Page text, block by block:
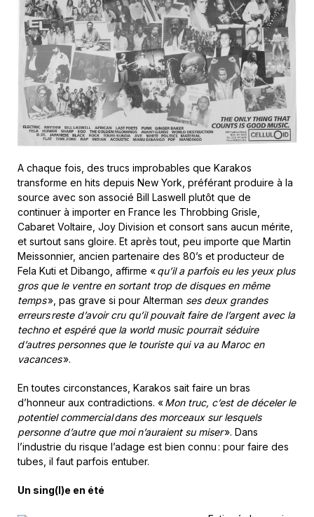
A chaque fois, des trucs improbables que Karakos
transforme en hits depuis New York, préférant produire à la
source avec son associé Bill Laswell plutôt que de
continuer à importer en France les Throbbing Grisle,
Cabaret Voltaire, Joy Division et consort sans aucun mérite,
et surtout sans gloire. Et après tout, peu importe que Martin
Meissonnier, ancien partenaire des 80’s et producteur de
Fela Kuti et Dibango, affirme «qu’il a parfois eu les yeux plus
gros que le ventre en sortant trop de disques en même
temps», pas grave si pour Alterman ses deux grandes
erreurs reste d’avoir cru qu’il pouvait faire de l’argent avec la
techno et espéré que la world music pourrait séduire
d’autres personnes que le touriste qui va au Maroc en
vacances».
En toutes circonstances, Karakos sait faire un bras
d’honneur aux contradictions. «Mon truc, c’est de déceler le
potentiel commercial dans des morceaux sur lesquels
personne d’autre que moi n’auraient su miser». Dans
l’industrie du risque l’adage est bien connu : pour faire des
tubes, il faut parfois entuber.
Un sing(l)e en été